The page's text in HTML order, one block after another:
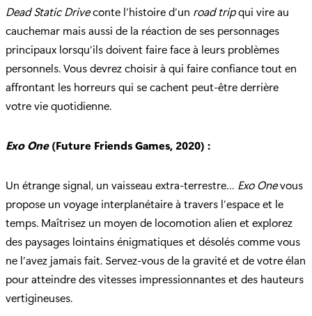
Dead Static Driveconte l’histoire d’un road tripqui vire au
cauchemar mais aussi de la réaction de ses personnages
principaux lorsqu’ils doivent faire face à leurs problèmes
personnels. Vous devrez choisir à qui faire confiance tout en
affrontant les horreurs qui se cachent peut-être derrière
votre vie quotidienne.
Exo One(Future Friends Games, 2020) :
Un étrange signal, un vaisseau extra-terrestre… Exo Onevous
propose un voyage interplanétaire à travers l’espace et le
temps. Maîtrisez un moyen de locomotion alien et explorez
des paysages lointains énigmatiques et désolés comme vous
ne l’avez jamais fait. Servez-vous de la gravité et de votre élan
pour atteindre des vitesses impressionnantes et des hauteurs
vertigineuses.